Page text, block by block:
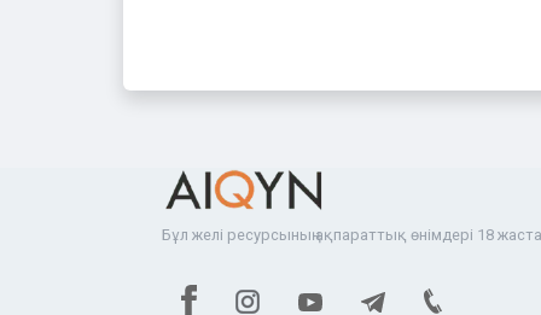
Бұл желі ресурсының ақпараттық өнімдері 18